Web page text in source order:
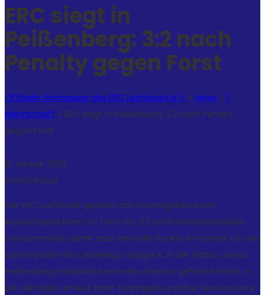
ERC siegt in
Peißenberg: 3:2 nach
Penalty gegen Forst
Offizielle Homepage des ERC Lechbruck e.V. > News > 1.
Mannschaft > ERC siegt in Peißenberg: 3:2 nach Penalty
gegen Forst
12. Januar 2026
erclechbruck
Der ERC Lechbruck gewann am Sonntagabend sein
Auswärtsspiel beim SC Forst mit 3:2 nach Penaltyschießen
und sammelte damit zwei wertvolle Punkte im Kampf um die
Spitzenplätze der Landesliga Gruppe A. In der flatbuy arena
Peißenberg entwickelte sich eine intensiv geführte Partie, in
der die Flößer erneut ihren Teamgeist und ihre Nervenstärke